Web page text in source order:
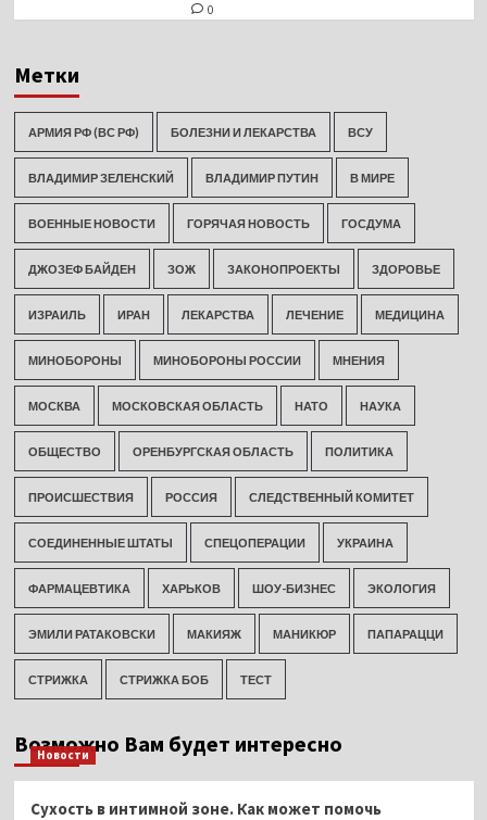
0
Метки
АРМИЯ РФ (ВС РФ) БОЛЕЗНИ И ЛЕКАРСТВА ВСУ
ВЛАДИМИР ЗЕЛЕНСКИЙ ВЛАДИМИР ПУТИН В МИРЕ
ВОЕННЫЕ НОВОСТИ ГОРЯЧАЯ НОВОСТЬ ГОСДУМА
ДЖОЗЕФ БАЙДЕН ЗОЖ ЗАКОНОПРОЕКТЫ ЗДОРОВЬЕ
ИЗРАИЛЬ ИРАН ЛЕКАРСТВА ЛЕЧЕНИЕ МЕДИЦИНА
МИНОБОРОНЫ МИНОБОРОНЫ РОССИИ МНЕНИЯ
МОСКВА МОСКОВСКАЯ ОБЛАСТЬ НАТО НАУКА
ОБЩЕСТВО ОРЕНБУРГСКАЯ ОБЛАСТЬ ПОЛИТИКА
ПРОИСШЕСТВИЯ РОССИЯ СЛЕДСТВЕННЫЙ КОМИТЕТ
СОЕДИНЕННЫЕ ШТАТЫ СПЕЦОПЕРАЦИИ УКРАИНА
ФАРМАЦЕВТИКА ХАРЬКОВ ШОУ-БИЗНЕС ЭКОЛОГИЯ
ЭМИЛИ РАТАКОВСКИ МАКИЯЖ МАНИКЮР ПАПАРАЦЦИ
СТРИЖКА СТРИЖКА БОБ ТЕСТ
Возможно Вам будет интересно
Новости
Сухость в интимной зоне. Как может помочь